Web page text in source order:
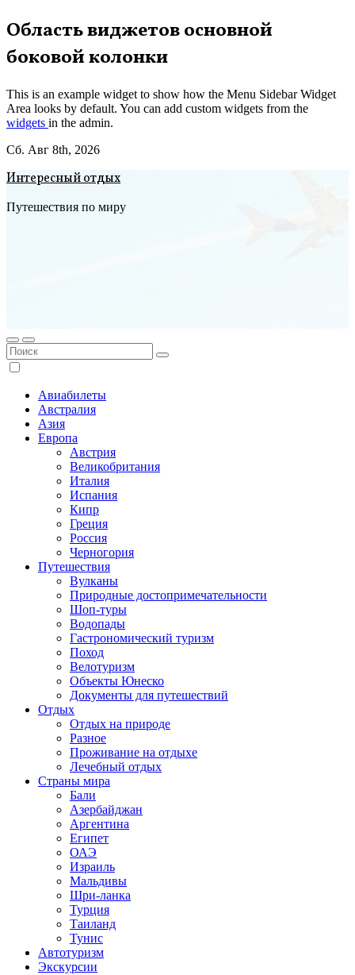
Перейти
к
содержимому
Область виджетов основной
боковой колонки
This is an example widget to show how the Menu Sidebar Widget
Area looks by default. You can add custom widgets from the
widgets in the admin.
Сб. Авг 8th, 2026
Интересный отдых
Путешествия по миру
Авиабилеты
Австралия
Азия
Европа
Австрия
Великобритания
Италия
Испания
Кипр
Греция
Россия
Черногория
Путешествия
Вулканы
Природные достопримечательности
Шоп-туры
Водопады
Гастрономический туризм
Поход
Велотуризм
Объекты Юнеско
Документы для путешествий
Отдых
Отдых на природе
Разное
Проживание на отдыхе
Лечебный отдых
Страны мира
Бали
Азербайджан
Аргентина
Египет
ОАЭ
Израиль
Мальдивы
Шри-ланка
Турция
Таиланд
Тунис
Автотуризм
Экскурсии